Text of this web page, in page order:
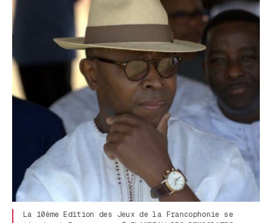
La 10ème Edition des Jeux de la Francophonie se